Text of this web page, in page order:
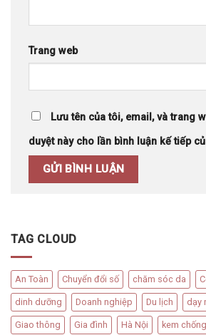
Trang web
Lưu tên của tôi, email, và trang
duyệt này cho lần bình luận kế tiếp
TAG CLOUD
An Toàn Chuyển đổi số chăm sóc da
dinh dưỡng Doanh nghiệp Du lịch dạy
Giao thông Gia đình Hà Nội kem